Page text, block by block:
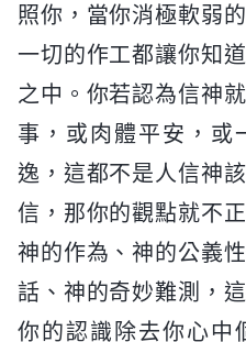
照你，當你消極軟弱
一切的作工都讓你知
之中。你若認為信神
事，或肉體平安，或
逸，這都不是人信神
信，那你的觀點就不
神的作為、神的公義
話、神的奇妙難測，
你的認識除去你心中